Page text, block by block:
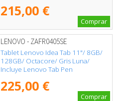
215,00 €
Comprar
LENOVO - ZAFR0405SE
Tablet Lenovo Idea Tab 11"/ 8GB/
128GB/ Octacore/ Gris Luna/
Incluye Lenovo Tab Pen
225,00 €
Comprar